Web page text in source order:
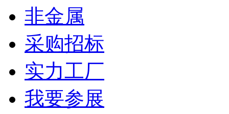
非金属
采购招标
实力工厂
我要参展